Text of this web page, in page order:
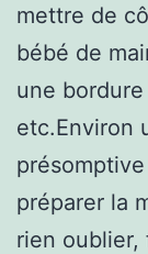
mettre de
bébé de
une
etc.Environ
préparer la
rien